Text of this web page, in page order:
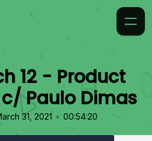
12 - Product
Paulo Dimas
31, 2021 • 00:54:20